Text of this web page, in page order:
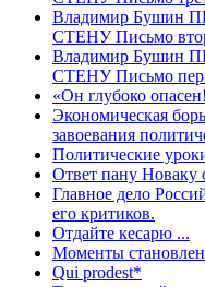
Владимир
СТЕНУ Письмо
Владимир
СТЕНУ Письмо
«Он глубоко
Экономическая
завоевания
Политические
Ответ пану Новаку
Главное дело
его критиков.
Отдайте кесарю ...
Моменты
Qui prodest*